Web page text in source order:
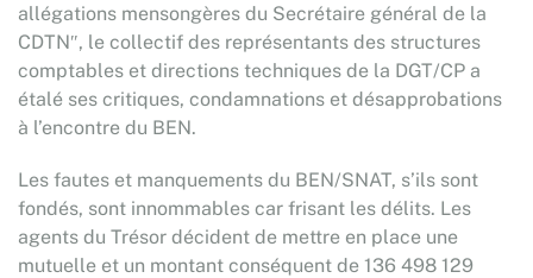
allégations mensongères du Secrétaire général de la
CDTN″, le collectif des représentants des structures
comptables et directions techniques de la DGT/CP a
étalé ses critiques, condamnations et désapprobations
à l’encontre du BEN.
Les fautes et manquements du BEN/SNAT, s’ils sont
fondés, sont innommables car frisant les délits. Les
agents du Trésor décident de mettre en place une
mutuelle et un montant conséquent de 136 498 129